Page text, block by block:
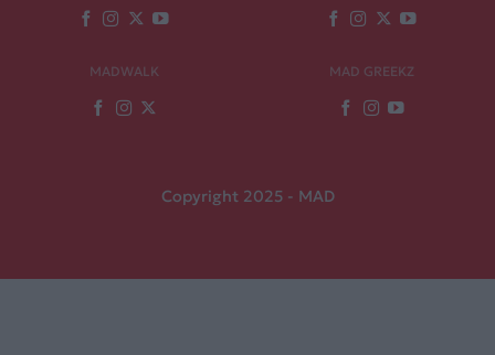
MADWALK MAD GREEKZ
Copyright 2025 - MAD